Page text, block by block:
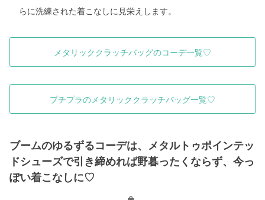
らに洗練された着こなしに見栄えします。
メタリッククラッチバッグのコーデ一覧♡
プチプラのメタリッククラッチバッグ一覧♡
ブームのゆるずるコーデは、メタルトゥポインテッ
ドシューズで引き締めれば野暮ったくならず、今っ
ぽい着こなしに♡